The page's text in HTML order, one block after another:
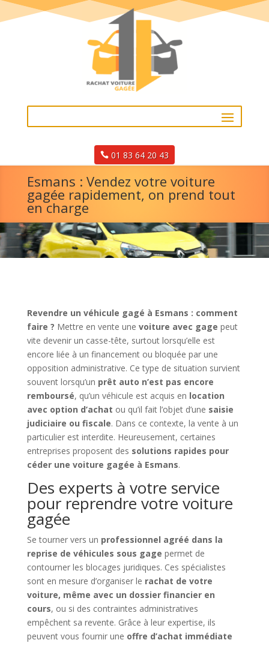
01 83 64 20 43
Esmans : Vendez votre voiture
gagée rapidement, on prend tout
en charge
Revendre un véhicule gagé à Esmans : comment
faire ? Mettre en vente une voiture avec gage peut
vite devenir un casse-tête, surtout lorsqu’elle est
encore liée à un financement ou bloquée par une
opposition administrative. Ce type de situation survient
souvent lorsqu’un prêt auto n’est pas encore
remboursé, qu’un véhicule est acquis en location
avec option d’achat ou qu’il fait l’objet d’une saisie
judiciaire ou fiscale. Dans ce contexte, la vente à un
particulier est interdite. Heureusement, certaines
entreprises proposent des solutions rapides pour
céder une voiture gagée à Esmans.
Des experts à votre service
pour reprendre votre voiture
gagée
Se tourner vers un professionnel agréé dans la
reprise de véhicules sous gage permet de
contourner les blocages juridiques. Ces spécialistes
sont en mesure d’organiser le rachat de votre
voiture, même avec un dossier financier en
cours, ou si des contraintes administratives
empêchent sa revente. Grâce à leur expertise, ils
peuvent vous fournir une offre d’achat immédiate